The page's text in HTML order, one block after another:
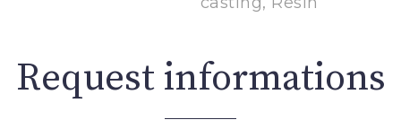
Request informations